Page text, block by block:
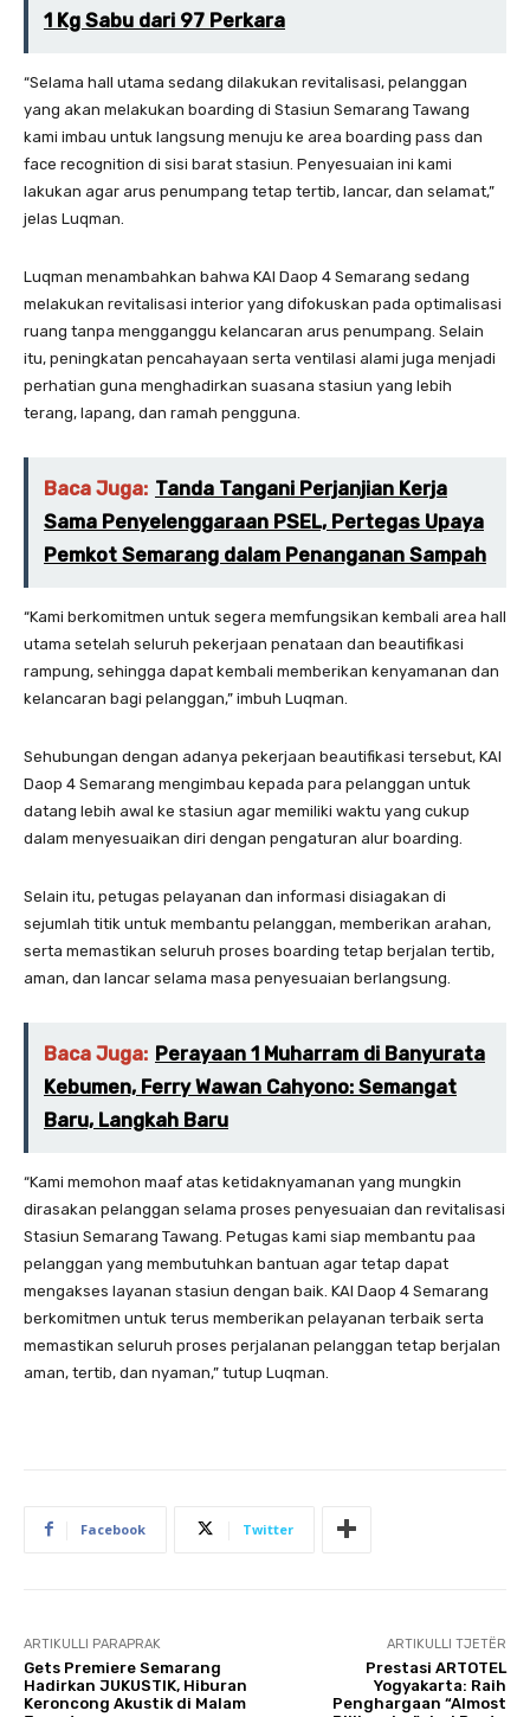
1 Kg Sabu dari 97 Perkara
“Selama hall utama sedang dilakukan revitalisasi, pelanggan
yang akan melakukan boarding di Stasiun Semarang Tawang
kami imbau untuk langsung menuju ke area boarding pass dan
face recognition di sisi barat stasiun. Penyesuaian ini kami
lakukan agar arus penumpang tetap tertib, lancar, dan selamat,”
jelas Luqman.
Luqman menambahkan bahwa KAI Daop 4 Semarang sedang
melakukan revitalisasi interior yang difokuskan pada optimalisasi
ruang tanpa mengganggu kelancaran arus penumpang. Selain
itu, peningkatan pencahayaan serta ventilasi alami juga menjadi
perhatian guna menghadirkan suasana stasiun yang lebih
terang, lapang, dan ramah pengguna.
Baca Juga: Tanda Tangani Perjanjian Kerja
Sama Penyelenggaraan PSEL, Pertegas Upaya
Pemkot Semarang dalam Penanganan Sampah
“Kami berkomitmen untuk segera memfungsikan kembali area hall
utama setelah seluruh pekerjaan penataan dan beautifikasi
rampung, sehingga dapat kembali memberikan kenyamanan dan
kelancaran bagi pelanggan,” imbuh Luqman.
Sehubungan dengan adanya pekerjaan beautifikasi tersebut, KAI
Daop 4 Semarang mengimbau kepada para pelanggan untuk
datang lebih awal ke stasiun agar memiliki waktu yang cukup
dalam menyesuaikan diri dengan pengaturan alur boarding.
Selain itu, petugas pelayanan dan informasi disiagakan di
sejumlah titik untuk membantu pelanggan, memberikan arahan,
serta memastikan seluruh proses boarding tetap berjalan tertib,
aman, dan lancar selama masa penyesuaian berlangsung.
Baca Juga: Perayaan 1 Muharram di Banyurata
Kebumen, Ferry Wawan Cahyono: Semangat
Baru, Langkah Baru
“Kami memohon maaf atas ketidaknyamanan yang mungkin
dirasakan pelanggan selama proses penyesuaian dan revitalisasi
Stasiun Semarang Tawang. Petugas kami siap membantu paa
pelanggan yang membutuhkan bantuan agar tetap dapat
mengakses layanan stasiun dengan baik. KAI Daop 4 Semarang
berkomitmen untuk terus memberikan pelayanan terbaik serta
memastikan seluruh proses perjalanan pelanggan tetap berjalan
aman, tertib, dan nyaman,” tutup Luqman.
Facebook Twitter
ARTIKULLI PARAPRAK
Gets Premiere Semarang
Hadirkan JUKUSTIK, Hiburan
Keroncong Akustik di Malam
ARTIKULLI TJETËR
Prestasi ARTOTEL
Yogyakarta: Raih
Penghargaan “Almost